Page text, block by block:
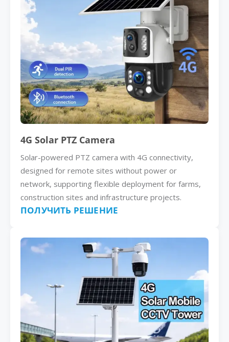
4G Solar PTZ Camera
Solar-powered PTZ camera with 4G connectivity,
designed for remote sites without power or
network, supporting flexible deployment for farms,
construction sites and infrastructure projects.
ПОЛУЧИТЬ РЕШЕНИЕ